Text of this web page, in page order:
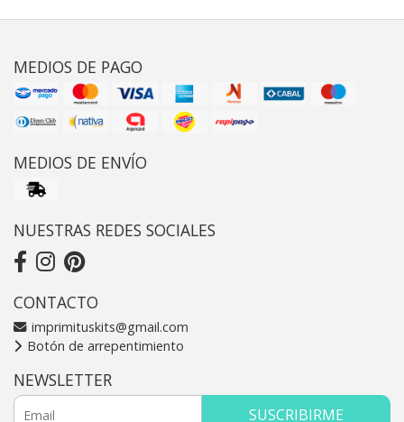
MEDIOS DE PAGO
MEDIOS DE ENVÍO
NUESTRAS REDES SOCIALES
CONTACTO
imprimituskits@gmail.com
Botón de arrepentimiento
NEWSLETTER
SUSCRIBIRME